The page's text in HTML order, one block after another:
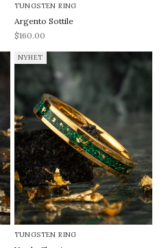
TUNGSTEN RING
Argento Sottile
REA-pris
$160.00
NYHET
TUNGSTEN RING